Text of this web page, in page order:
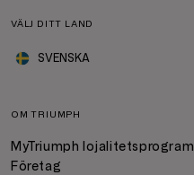
VÄLJ DITT LAND
SVENSKA
OM TRIUMPH
MyTriumph lojalitetsprogram
Företag